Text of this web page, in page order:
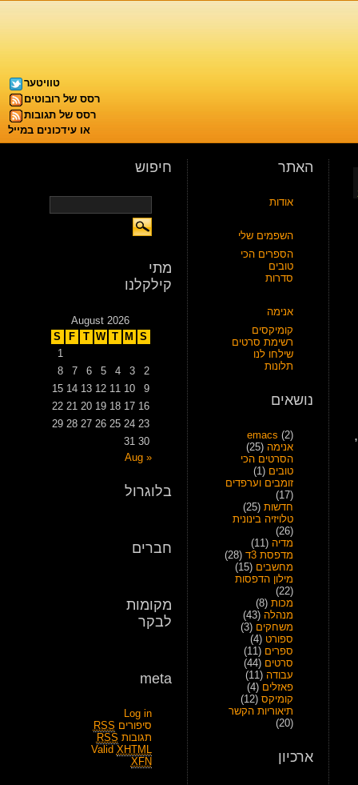
טוויטער
רסס של רובוטים
רסס של תגובות
או עידכונים במייל
האתר
אודות
השפמים שלי
הספרים הכי
טובים
סדרות
אנימה
קומיקסים
רשימת סרטים
שילחו לנו
תלונות
נושאים
emacs (2)
אנימה (25)
הסרטים הכי
טובים (1)
זומבים וערפדים
(17)
חדשות (25)
טלויזיה בינונית
(26)
מדיה (11)
מדפסת 3ד
(28)
מחשבים (15)
מילון הדפסות
(22)
מכות (8)
מנהלה (43)
משחקים (3)
ספורט (4)
ספרים (11)
סרטים (44)
עבודה (11)
פאזלים (4)
קומיקס (12)
תיאוריות הקשר
(20)
ארכיון
חיפוש
מתי
קילקלנו
August 2026
S
M
T
W
T
F
S
1
2
3
4
5
6
7
8
9
10
11
12
13
14
15
16
17
18
19
20
21
22
23
24
25
26
27
28
29
30
31
« Aug
בלוגרול
חברים
מקומות
לבקר
meta
Log in
סיפורים RSS
תגובות RSS
Valid XHTML
XFN